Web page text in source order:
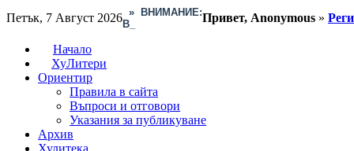
Петък, 7 Август 2026 »
ВНИМАНИЕ:
Временно _
Привет, Anonymous »
Начало
ХуЛитери
Ориентир
Правила в сайта
Въпроси и отговори
Указания за публикуване
Архив
Хулитека